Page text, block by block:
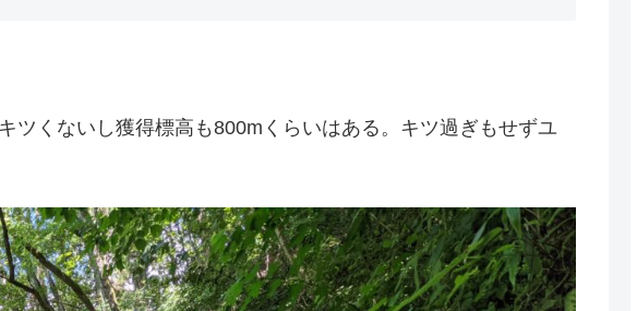
ツくないし獲得標高も800mくらいはある。キツ過ぎもせずユ